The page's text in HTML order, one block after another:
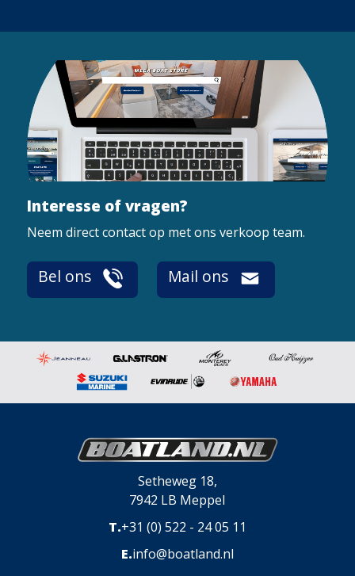
Interesse of vragen?
Neem direct contact op met ons verkoop team.
Bel ons Mail ons
Setheweg 18,
7942 LB Meppel
T.+31 (0) 522 - 24 05 11
E.info@boatland.nl